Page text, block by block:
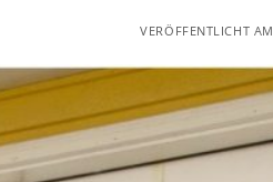
VERÖFFENTLICHT AM